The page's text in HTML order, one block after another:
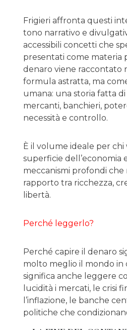
Frigieri affronta questi
tono narrativo e
accessibili concetti che
presentati come materia
denaro viene raccontato
formula astratta, ma
umana: una storia fatta
mercanti, banchieri,
necessità e controllo.
È il volume ideale per
superficie dell’economia
meccanismi profondi che
rapporto tra ricchezza,
libertà.
Perché leggerlo?
Perché capire il denaro
molto meglio il mondo in
significa anche leggere
lucidità i mercati, le crisi
l’inflazione, le banche
politiche che